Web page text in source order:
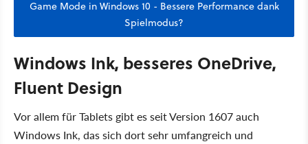
Game Mode in Windows 10 - Bessere Performance dank
Spielmodus?
Windows Ink, besseres OneDrive,
Fluent Design
Vor allem für Tablets gibt es seit Version 1607 auch
Windows Ink, das sich dort sehr umfangreich und